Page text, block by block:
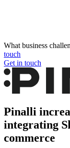
What business
touch
Get in touch
Pinalli
integrating
commerce